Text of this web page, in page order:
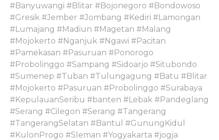
#Banyuwangi #Blitar #Bojonegoro #Bondowoso
#Gresik #Jember #Jombang #Kediri #Lamongan
#Lumajang #Madiun #Magetan #Malang
#Mojokerto #Nganjuk #Ngawi #Pacitan
#Pamekasan #Pasuruan #Ponorogo
#Probolinggo #Sampang #Sidoarjo #Situbondo
#Sumenep #Tuban #Tulungagung #Batu #Blitar
#Mojokerto #Pasuruan #Probolinggo #Surabaya
#KepulauanSeribu #banten #Lebak #Pandeglang
#Serang #Cilegon #Serang #Tangerang
#TangerangSelatan #Bantul #GunungKidul
#KulonProgo #Sleman #Yogyakarta #jogja